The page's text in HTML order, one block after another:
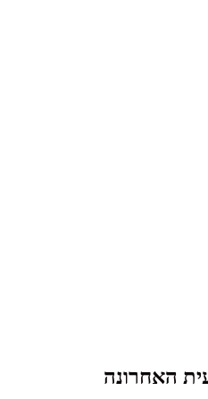
האחרונה